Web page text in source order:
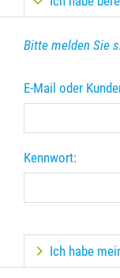
Bitte melden Sie
E-Mail oder
Kennwort:
Ich habe